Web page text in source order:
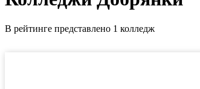
В рейтинге представлено 1 колледж